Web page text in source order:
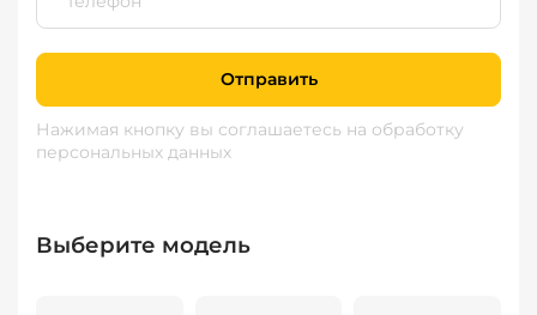
Отправить
Нажимая кнопку вы соглашаетесь на обработку
персональных данных
Выберите модель